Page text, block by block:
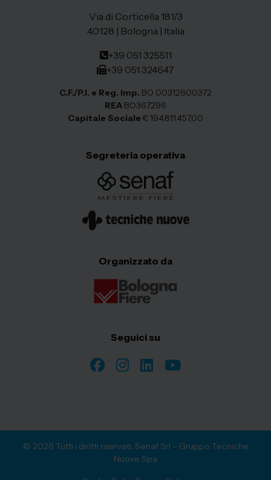
Via di Corticella 181/3
40128 | Bologna | Italia
+39 051 325511
+39 051 324647
C.F./P.I. e Reg. Imp. BO 00312600372
REA BO367296
Capitale Sociale € 194.811.457,00
Segreteria operativa
Organizzato da
Seguici su
© 2026 Tutti i diritti riservati. Senaf Srl – Gruppo Tecniche
Nuove Spa